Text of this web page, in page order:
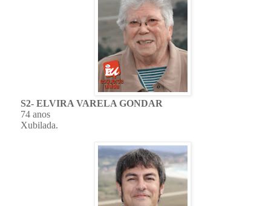
S2- ELVIRA VARELA GONDAR
74 anos
Xubilada.